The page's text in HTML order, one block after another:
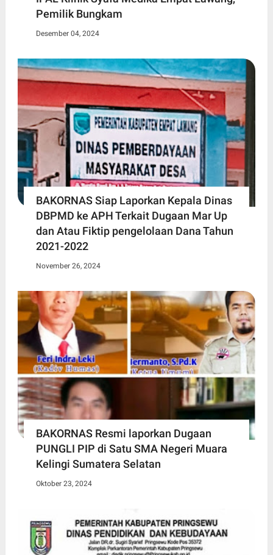
Pemilik Bungkam
Desember 04, 2024
BAKORNAS Siap Laporkan Kepala Dinas
DBPMD ke APH Terkait Dugaan Mar Up
dan Atau Fiktip pengelolaan Dana Tahun
2021-2022
November 26, 2024
BAKORNAS Resmi laporkan Dugaan
PUNGLI PIP di Satu SMA Negeri Muara
Kelingi Sumatera Selatan
Oktober 23, 2024